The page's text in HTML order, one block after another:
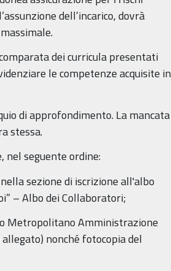
dell’incarico, dovrà
dei curricula presentati
le competenze acquisite in
di approfondimento. La mancata
stessa.
seguente ordine:
sezione di iscrizione all'albo
– Albo dei Collaboratori;
Metropolitano Amministrazione
nonché fotocopia del